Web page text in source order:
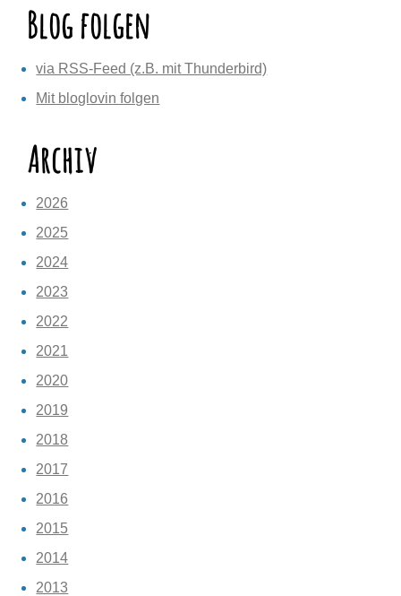
Blog folgen
via RSS-Feed (z.B. mit Thunderbird)
Mit bloglovin folgen
Archiv
2026
2025
2024
2023
2022
2021
2020
2019
2018
2017
2016
2015
2014
2013